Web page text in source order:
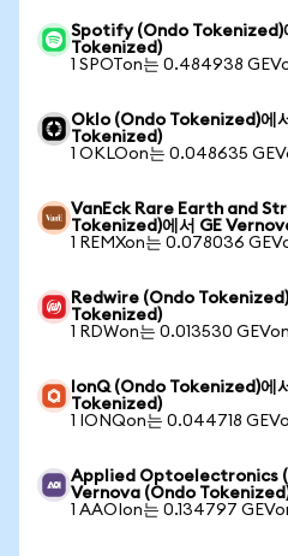
Spotify (Ondo Tokenized)
Tokenized)
1 SPOTon는 0.484938
Oklo (Ondo Tokenized)에
Tokenized)
1 OKLOon는 0.048635
VanEck Rare Earth and
Tokenized)에서 GE
1 REMXon는 0.078036
Redwire (Ondo
Tokenized)
1 RDWon는 0.013530
IonQ (Ondo Tokenized)에
Tokenized)
1 IONQon는 0.044718
Applied Optoelectronics
Vernova (Ondo
1 AAOIon는 0.134797